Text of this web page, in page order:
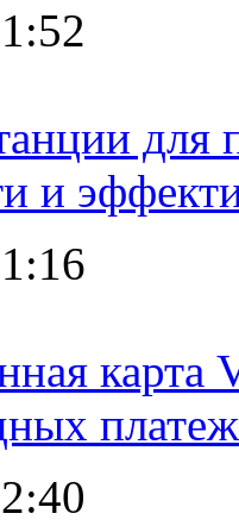
для
и
карта